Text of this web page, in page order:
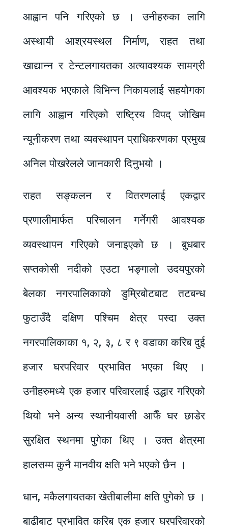
आह्वान पनि गरिएको छ । उनीहरुका लागि
अस्थायी आश्रयस्थल निर्माण, राहत तथा
खाद्यान्न र टेन्टलगायतका अत्यावश्यक सामग्री
आवश्यक भएकाले विभिन्न निकायलाई सहयोगका
लागि आह्वान गरिएको राष्ट्रिय विपद् जोखिम
न्यूनीकरण तथा व्यवस्थापन प्राधिकरणका प्रमुख
अनिल पोखरेलले जानकारी दिनुभयो ।
राहत सङ्कलन र वितरणलाई एकद्वार
प्रणालीमार्फत परिचालन गर्नेगरी आवश्यक
व्यवस्थापन गरिएको जनाइएको छ । बुधबार
सप्तकोसी नदीको एउटा भङ्गालो उदयपुरको
बेलका नगरपालिकाको डुम्रिबोटबाट तटबन्ध
फुटाउँदै दक्षिण पश्चिम क्षेत्र पस्दा उक्त
नगरपालिकाका १, २, ३, ८ र ९ वडाका करिब दुई
हजार घरपरिवार प्रभावित भएका थिए ।
उनीहरुमध्ये एक हजार परिवारलाई उद्धार गरिएको
थियो भने अन्य स्थानीयवासी आफैँ घर छाडेर
सुरक्षित स्थनमा पुगेका थिए । उक्त क्षेत्रमा
हालसम्म कुनै मानवीय क्षति भने भएको छैन ।
धान, मकैलगायतका खेतीबालीमा क्षति पुगेको छ ।
बाढीबाट प्रभावित करिब एक हजार घरपरिवारको